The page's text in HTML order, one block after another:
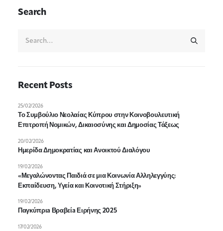
Search
Recent Posts
Το Συμβούλιο Νεολαίας Κύπρου στην Κοινοβουλευτική
Επιτροπή Νομικών, Δικαιοσύνης και Δημοσίας Τάξεως
25/02/2026
Ημερίδα Δημοκρατίας και Ανοικτού Διαλόγου
20/02/2026
«Μεγαλώνοντας Παιδιά σε μια Κοινωνία Αλληλεγγύης:
Εκπαίδευση, Υγεία και Κοινοτική Στήριξη»
19/02/2026
Παγκύπριa Βραβείa Ειρήνης 2025
19/02/2026
17/02/2026